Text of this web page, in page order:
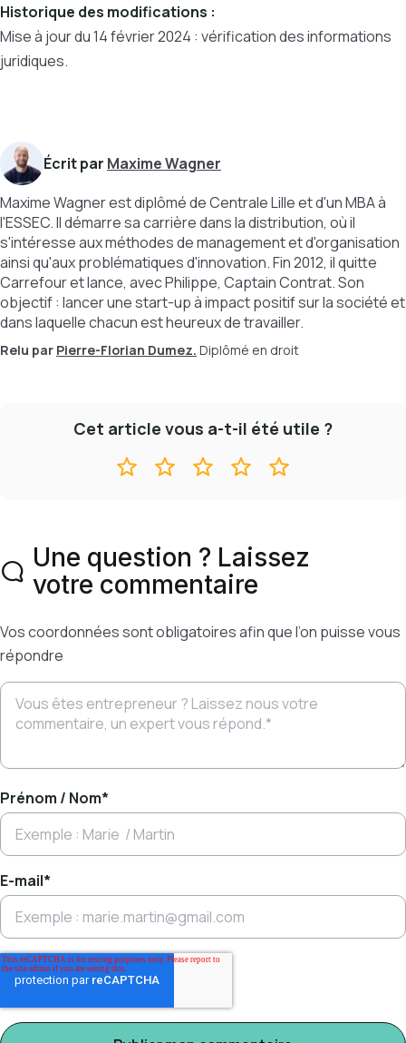
Historique des modifications :
Mise à jour du 14 février 2024 : vérification des informations
juridiques.
Écrit par Maxime Wagner
Maxime Wagner est diplômé de Centrale Lille et d'un MBA à
l'ESSEC. Il démarre sa carrière dans la distribution, où il
s'intéresse aux méthodes de management et d'organisation
ainsi qu'aux problématiques d'innovation. Fin 2012, il quitte
Carrefour et lance, avec Philippe, Captain Contrat. Son
objectif : lancer une start-up à impact positif sur la société et
dans laquelle chacun est heureux de travailler.
Relu par Pierre-Florian Dumez. Diplômé en droit
Cet article vous a-t-il été utile ?
Une question ? Laissez
votre commentaire
Vos coordonnées sont obligatoires afin que l’on puisse vous
répondre
Prénom / Nom*
E-mail*